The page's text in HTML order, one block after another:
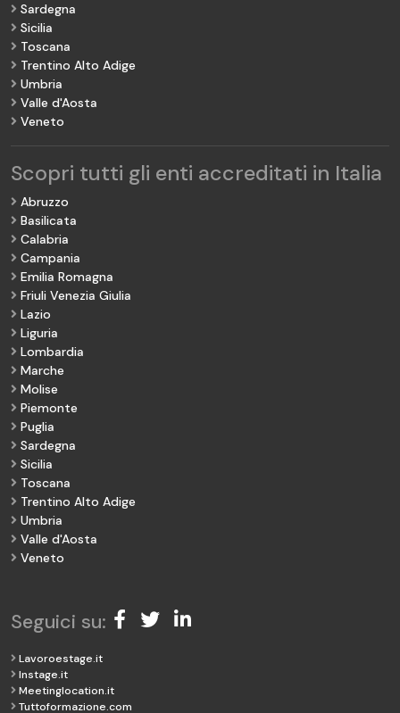
Sardegna
Sicilia
Toscana
Trentino Alto Adige
Umbria
Valle d'Aosta
Veneto
Scopri tutti gli enti accreditati in Italia
Abruzzo
Basilicata
Calabria
Campania
Emilia Romagna
Friuli Venezia Giulia
Lazio
Liguria
Lombardia
Marche
Molise
Piemonte
Puglia
Sardegna
Sicilia
Toscana
Trentino Alto Adige
Umbria
Valle d'Aosta
Veneto
Seguici su:
Lavoroestage.it
Instage.it
Meetinglocation.it
Tuttoformazione.com